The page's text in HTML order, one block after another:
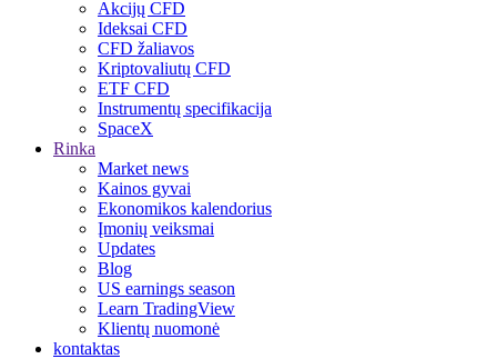
Akcijų CFD
Ideksai CFD
CFD žaliavos
Kriptovaliutų CFD
ETF CFD
Instrumentų specifikacija
SpaceX
Rinka
Market news
Kainos gyvai
Ekonomikos kalendorius
Įmonių veiksmai
Updates
Blog
US earnings season
Learn TradingView
Klientų nuomonė
kontaktas